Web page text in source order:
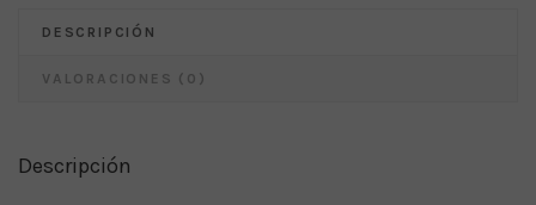
DESCRIPCIÓN
VALORACIONES (0)
Descripción